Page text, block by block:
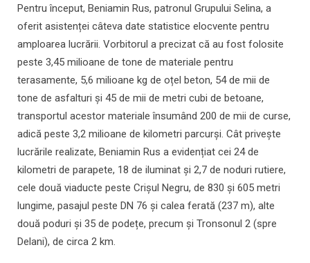
Pentru început, Beniamin Rus, patronul Grupului Selina, a
oferit asistenței câteva date statistice elocvente pentru
amploarea lucrării. Vorbitorul a precizat că au fost folosite
peste 3,45 milioane de tone de materiale pentru
terasamente, 5,6 milioane kg de oțel beton, 54 de mii de
tone de asfalturi și 45 de mii de metri cubi de betoane,
transportul acestor materiale însumând 200 de mii de curse,
adică peste 3,2 milioane de kilometri parcurși. Cât privește
lucrările realizate, Beniamin Rus a evidențiat cei 24 de
kilometri de parapete, 18 de iluminat și 2,7 de noduri rutiere,
cele două viaducte peste Crișul Negru, de 830 și 605 metri
lungime, pasajul peste DN 76 și calea ferată (237 m), alte
două poduri și 35 de podețe, precum și Tronsonul 2 (spre
Delani), de circa 2 km.